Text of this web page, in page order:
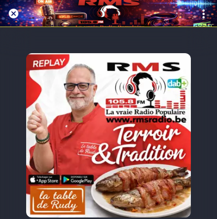
Replay